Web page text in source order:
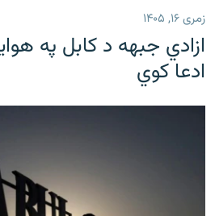
زمری ۱۶, ۱۴۰۵
ازادي جبهه د کابل په
ادعا کوي